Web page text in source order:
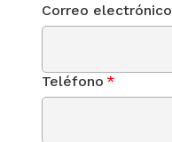
Correo electrónico
Teléfono *